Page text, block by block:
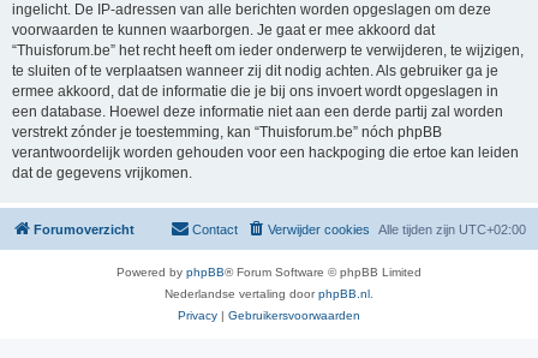
ingelicht. De IP-adressen van alle berichten worden opgeslagen om deze
voorwaarden te kunnen waarborgen. Je gaat er mee akkoord dat
“Thuisforum.be” het recht heeft om ieder onderwerp te verwijderen, te wijzigen,
te sluiten of te verplaatsen wanneer zij dit nodig achten. Als gebruiker ga je
ermee akkoord, dat de informatie die je bij ons invoert wordt opgeslagen in
een database. Hoewel deze informatie niet aan een derde partij zal worden
verstrekt zónder je toestemming, kan “Thuisforum.be” nóch phpBB
verantwoordelijk worden gehouden voor een hackpoging die ertoe kan leiden
dat de gegevens vrijkomen.
Forumoverzicht Alle tijden zijn UTC+02:00
Verwijder cookies
Contact
Powered by phpBB® Forum Software © phpBB Limited
Nederlandse vertaling doorphpBB.nl
Privacy | Gebruikersvoorwaarden